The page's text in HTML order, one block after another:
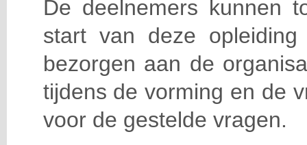
De deelnemers kunnen
start van deze
bezorgen aan de
tijdens de vorming en de
voor de gestelde vragen.